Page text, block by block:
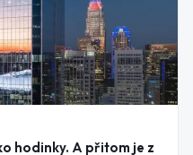
hodinky. A přitom je z